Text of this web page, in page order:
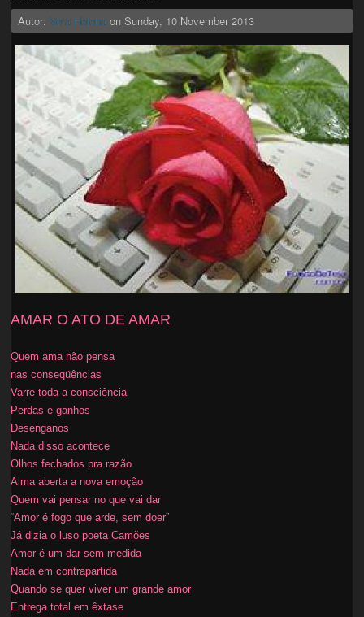
Autor:Vera Helena on Sunday, 10 November 2013
AMAR O ATO DE AMAR
Quem ama não pensa
nas conseqüências
Varre toda a consciência
Perdas e ganhos
Desenganos
Nada disso acontece
Olhos fechados pra razão
Alma aberta a nova emoção
Quem vai pensar no que vai dar
“Amor é fogo que arde, sem doer”
Já dizia o luso poeta Camões
Amor é um dar sem medida
Nada em contrapartida
Quando se quer viver um grande amor
Entrega total em êxtase